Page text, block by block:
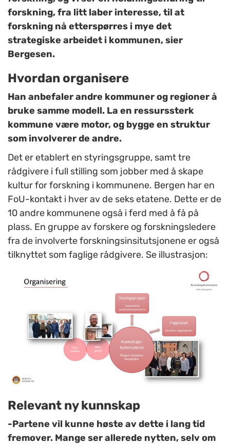
forskning, fra litt laber interesse, til at
forskning nå etterspørres i mye det
strategiske arbeidet i kommunen, sier
Bergesen.
Hvordan organisere
Han anbefaler andre kommuner og regioner å
bruke samme modell. La en ressurssterk
kommune være motor, og bygge en struktur
som involverer de andre.
Det er etablert en styringsgruppe, samt tre
rådgivere i full stilling som jobber med å skape
kultur for forskning i kommunene. Bergen har en
FoU-kontakt i hver av de seks etatene. Dette er de
10 andre kommunene også i ferd med å få på
plass. En gruppe av forskere og forskningsledere
fra de involverte forskningsinsitutsjonene er også
tilknyttet som faglige rådgivere. Se illustrasjon:
Relevant ny kunnskap
-Partene vil kunne høste av dette i lang tid
fremover. Mange ser allerede nytten, selv om